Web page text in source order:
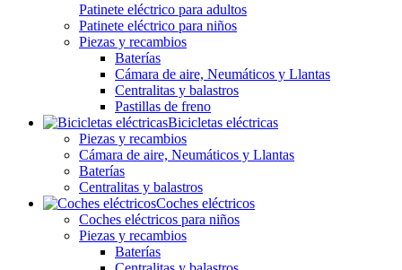
Patinete eléctrico para adultos
Patinete eléctrico para niños
Piezas y recambios
Baterías
Cámara de aire, Neumáticos y Llantas
Centralitas y balastros
Pastillas de freno
Bicicletas eléctricas
Piezas y recambios
Cámara de aire, Neumáticos y Llantas
Baterías
Centralitas y balastros
Coches eléctricos
Coches eléctricos para niños
Piezas y recambios
Baterías